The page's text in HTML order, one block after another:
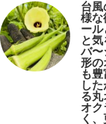
台
様な
ー
と
バ〜
形の
も
し
る
オク
く